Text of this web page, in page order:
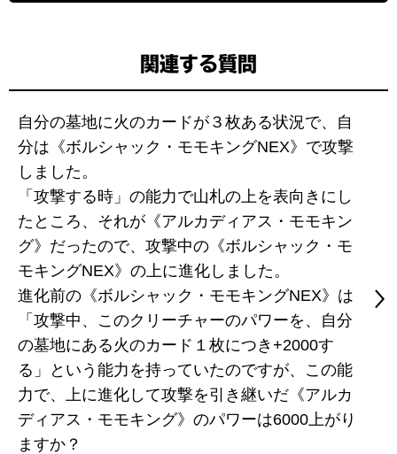
関連する質問
自分の墓地に火のカードが３枚ある状況で、自
分は《ボルシャック・モモキングNEX》で攻撃
しました。
「攻撃する時」の能力で山札の上を表向きにし
たところ、それが《アルカディアス・モモキン
グ》だったので、攻撃中の《ボルシャック・モ
モキングNEX》の上に進化しました。
進化前の《ボルシャック・モモキングNEX》は
「攻撃中、このクリーチャーのパワーを、自分
の墓地にある火のカード１枚につき+2000す
る」という能力を持っていたのですが、この能
力で、上に進化して攻撃を引き継いだ《アルカ
ディアス・モモキング》のパワーは6000上がり
ますか？